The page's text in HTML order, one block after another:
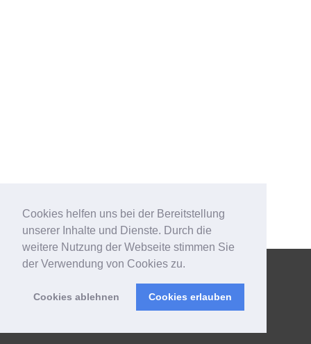
Cookies helfen uns bei der Bereitstellung
unserer Inhalte und Dienste. Durch die
weitere Nutzung der Webseite stimmen Sie
der Verwendung von Cookies zu.
Cookies ablehnen Cookies erlauben
DATENSCHUTZ